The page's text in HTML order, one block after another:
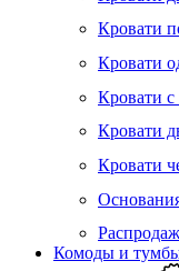
Кровати
Кровати
Кровати с
Кровати
Кровати
Комоды и